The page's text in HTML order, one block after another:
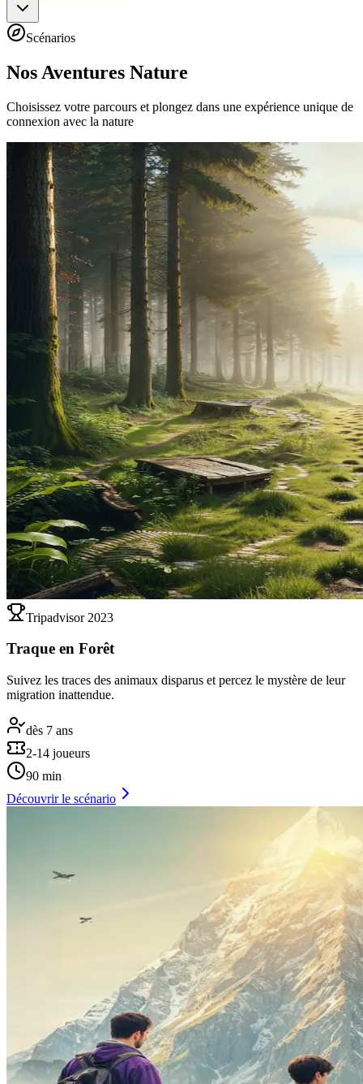
Scénarios
Nos Aventures Nature
Choisissez votre parcours et plongez dans une expérience unique de
connexion avec la nature
Tripadvisor 2023
Traque en Forêt
Suivez les traces des animaux disparus et percez le mystère de leur
migration inattendue.
dès 7 ans
2-14 joueurs
90 min
Découvrir le scénario